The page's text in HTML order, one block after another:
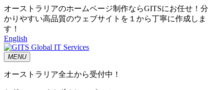
オーストラリアのホームページ制作ならGITSにお任せ！分
かりやすい高品質のウェブサイトを１から丁寧に作成しま
す！
English
MENU
オーストラリア全土から受付中！